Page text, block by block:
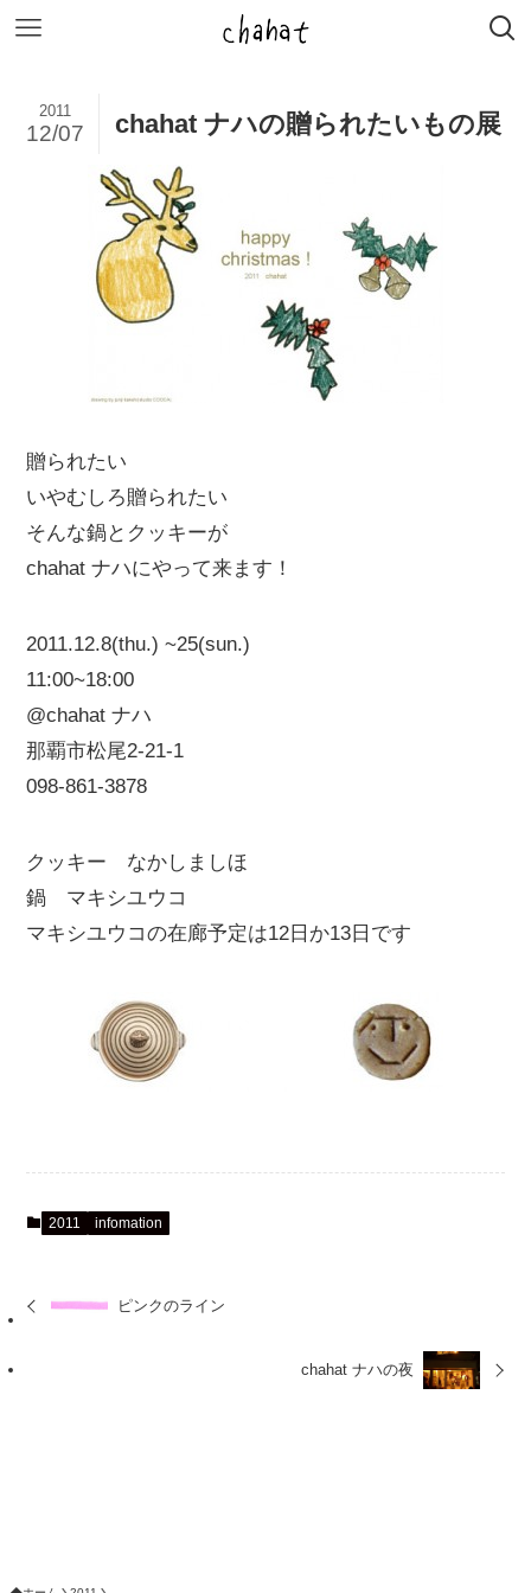
chahat ナハの贈られたいもの展
2011
12/07
贈られたい
いやむしろ贈られたい
そんな鍋とクッキーが
chahat ナハにやって来ます！
2011.12.8(thu.) ~25(sun.)
11:00~18:00
@chahat ナハ
那覇市松尾2-21-1
098-861-3878
クッキー なかしましほ
鍋 マキシユウコ
マキシユウコの在廊予定は12日か13日です
2011 infomation
ピンクのライン
chahat ナハの夜